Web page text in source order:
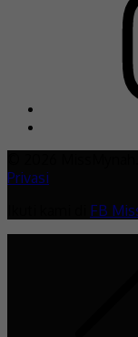
Privasi
FB